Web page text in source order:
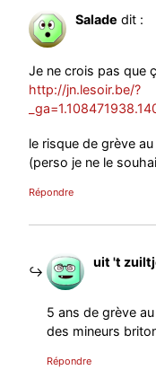
Salade dit :
Je ne crois pas que
http://jn.lesoir.be/?
le risque de grève
(perso je ne le
Répondre
uit 't
5 ans de grève
des mineurs
Répondre